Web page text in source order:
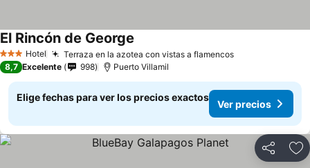
3 Estrellas
Hotel Terraza en la azotea con vistas a flamencosVer precios
El Rincón de George
8,7 Excelente 998 Puerto Villamil
Elige fechas para ver los precios exactos
Ver precios
Compartir